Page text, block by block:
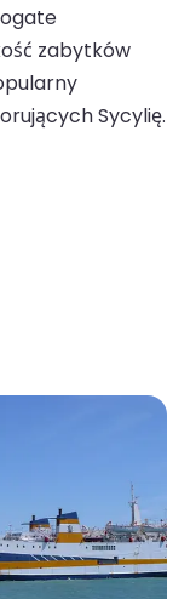
zabytków
Sycylię.